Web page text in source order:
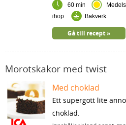
60 min
ihop
Bakverk
Gå till recept
Morotskakor med twist
Med choklad
Ett supergott lite
choklad.